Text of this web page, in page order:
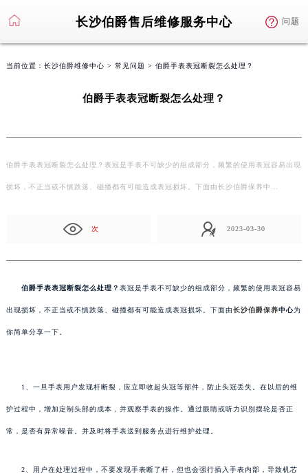
长沙伯爵售后维修服务中心 问题
当前位置： 长沙伯爵维修中心 > 常见问题 > 伯爵手表表冠断裂怎么处理？
伯爵手表表冠断裂怎么处理？
伯爵手表表冠断裂怎么处理？表冠是手表不可缺少的组成部分，频繁的使用表冠容易出现
损坏，不正当或不慎跌落、碰撞都有可能造成表冠损坏。下面由长沙伯爵保养中…
次 2023-03-30
伯爵手表表冠断裂怎么处理？ 表冠是手表不可缺少的组成部分，频繁的使用表冠容易
出现损坏，不正当或不慎跌落、碰撞都有可能造成表冠损坏。下面由长沙伯爵保养中心为
你简单分享一下。
1、一旦手表用户发现杆断裂，应立即收起头冠等部件，防止头冠丢失。在以后的维
护过程中，增加定制头部的成本，并观察手表的操作。通过眼睛或听力识别摆轮是否正
常，是否有异常噪音。并及时将手表送到服务点进行维护处理。
2、用户在处理过程中，不要发现手表断了杆，但也会强行插入手表内部，导致机芯